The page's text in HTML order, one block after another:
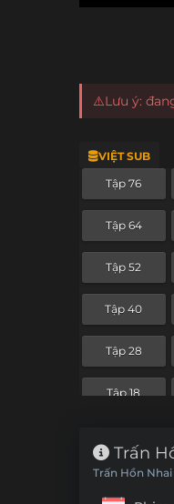
⚠️Lưu ý:
VIỆT SUB
Tập 76
Tập 64
Tập 52
Tập 40
Tập 28
Tập 18
Trấn
Trấn Hồn Nhai